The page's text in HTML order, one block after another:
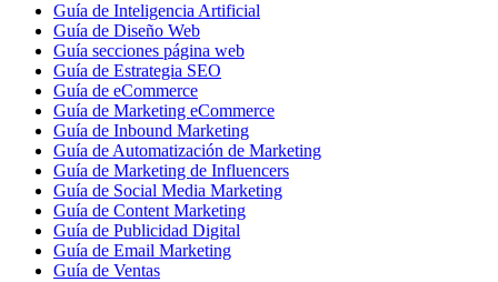
Guía de Inteligencia Artificial
Guía de Diseño Web
Guía secciones página web
Guía de Estrategia SEO
Guía de eCommerce
Guía de Marketing eCommerce
Guía de Inbound Marketing
Guía de Automatización de Marketing
Guía de Marketing de Influencers
Guía de Social Media Marketing
Guía de Content Marketing
Guía de Publicidad Digital
Guía de Email Marketing
Guía de Ventas